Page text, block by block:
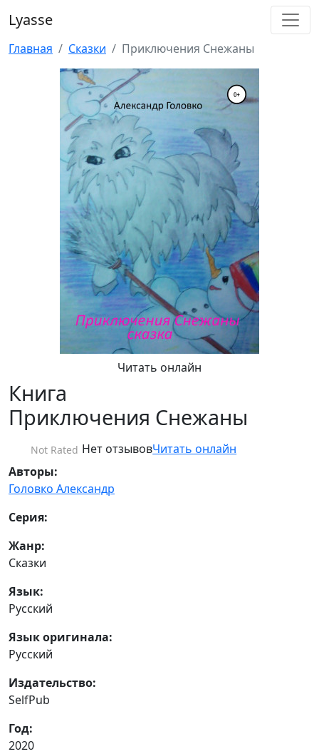
Lyasse
Главная Сказки Приключения Снежаны
Читать онлайн
Книга
Приключения Снежаны
Not Rated Нет отзывовЧитать онлайн
Авторы:
Головко Александр
Серия:
Жанр:
Сказки
Язык:
Русский
Язык оригинала:
Русский
Издательство:
SelfPub
Год:
2020